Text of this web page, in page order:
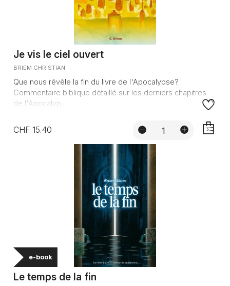
Je vis le ciel ouvert
BRIEM CHRISTIAN
Que nous révèle la fin du livre de l'Apocalypse?
Commentaire biblique détaillé sur les derniers chapitres
de l'Apocalyp...
CHF 15.40
e-book
Le temps de la fin